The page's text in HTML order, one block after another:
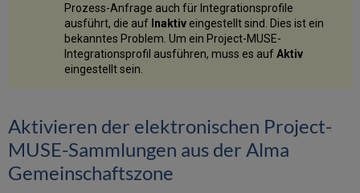
Prozess-Anfrage auch für Integrationsprofile
ausführt, die auf Inaktiv eingestellt sind. Dies ist ein
bekanntes Problem. Um ein Project-MUSE-
Integrationsprofil ausführen, muss es aufAktiv
eingestellt sein.
Aktivieren der elektronischen Project-
MUSE-Sammlungen aus der Alma
Gemeinschaftszone